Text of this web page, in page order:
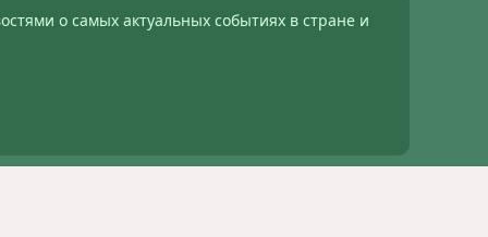
о самых актуальных событиях в стране и